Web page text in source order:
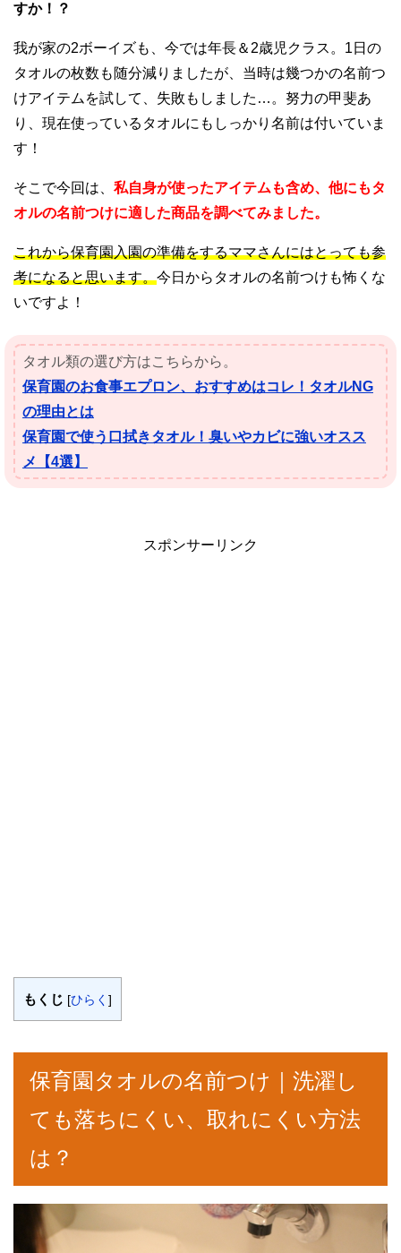
すか！？
我が家の2ボーイズも、今では年長＆2歳児クラス。1日の
タオルの枚数も随分減りましたが、当時は幾つかの名前つ
けアイテムを試して、失敗もしました…。努力の甲斐あ
り、現在使っているタオルにもしっかり名前は付いていま
す！
そこで今回は、 私自身が使ったアイテムも含め、他にもタ
オルの名前つけに適した商品を調べてみました。
これから保育園入園の準備をするママさんにはとっても参
考になると思います。今日からタオルの名前つけも怖くな
いですよ！
タオル類の選び方はこちらから。
保育園のお食事エプロン、おすすめはコレ！タオルNG
の理由とは
保育園で使う口拭きタオル！臭いやカビに強いオスス
メ【4選】
スポンサーリンク
もくじ [ひらく ]
保育園タオルの名前つけ｜洗濯し
ても落ちにくい、取れにくい方法
は？